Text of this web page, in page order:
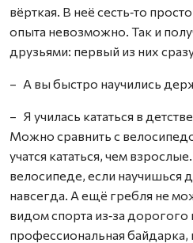
вёрткая. В неё сесть‑то
опыта невозможно. Так и
друзьями: первый из них
– А вы быстро научились
– Я училась кататься в
Можно сравнить с
учатся кататься, чем
велосипеде, если научишься
навсегда. А ещё гребля не
видом спорта из‑за дорогого
профессиональная байдарка,